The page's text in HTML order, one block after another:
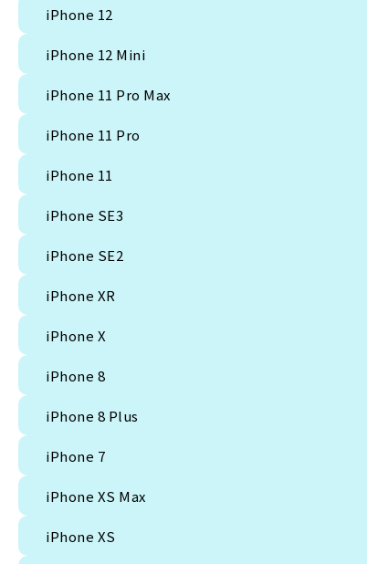
iPhone 12
iPhone 12 Mini
iPhone 11 Pro Max
iPhone 11 Pro
iPhone 11
iPhone SE3
iPhone SE2
iPhone XR
iPhone X
iPhone 8
iPhone 8 Plus
iPhone 7
iPhone XS Max
iPhone XS
Android
その他モバイルSim free
iPhone 15 Pro
iPhone 8 Plus iPhone 7
音響機器
Apple製品SONYBeats Electronics